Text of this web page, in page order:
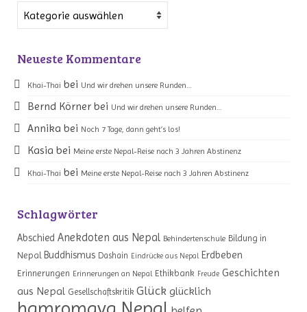
Kategorien
Neueste Kommentare
Khai-Thai bei Und wir drehen unsere Runden…
Bernd Körner bei Und wir drehen unsere Runden…
Annika bei Noch 7 Tage, dann geht’s los!
Kasia bei Meine erste Nepal-Reise nach 3 Jahren Abstinenz
Khai-Thai bei Meine erste Nepal-Reise nach 3 Jahren Abstinenz
Schlagwörter
Abschied Anekdoten aus Nepal Behindertenschule Bildung in
Nepal Buddhismus Dashain Eindrücke aus Nepal Erdbeben
Erinnerungen Erinnerungen an Nepal Ethikbank Freude Geschichten
aus Nepal Gesellschaftskritik Glück glücklich